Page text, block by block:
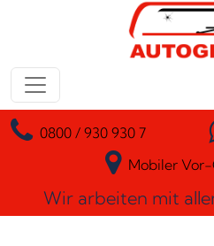
Zum Inhalt springen
Hauptnavigation
0800 / 930 930 7
Mobiler
Wir arbeiten mit